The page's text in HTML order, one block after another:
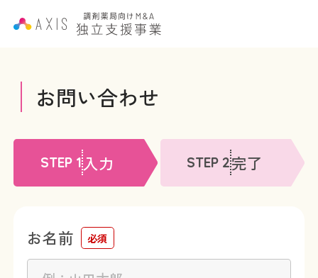
お問い合わせ
STEP 1 入力 STEP 2完了
お名前 必須